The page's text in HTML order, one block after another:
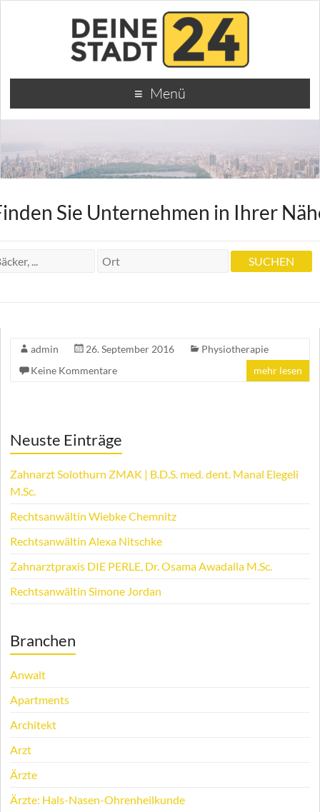
Menü
Sie Unternehmen in Ihrer
admin 26. September 2016
Physiotherapie
Keine Kommentare
mehr lesen
Neuste Einträge
Zahnarzt Solothurn ZMAK | B.D.S. med. dent. Manal Elegeli
M.Sc.
Rechtsanwältin Wiebke Chemnitz
Rechtsanwältin Alexa Nitschke
Zahnarztpraxis DIE PERLE, Dr. Osama Awadalla M.Sc.
Rechtsanwältin Simone Jordan
Branchen
Anwalt
Apartments
Architekt
Arzt
Ärzte
Ärzte: Hals-Nasen-Ohrenheilkunde